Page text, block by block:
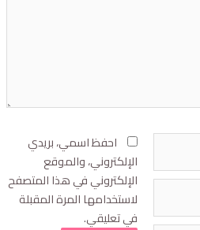
احفظ اسمي، بريدي
الإلكتروني، والموقع
الإلكتروني في هذا المتصفح
لاستخدامها المرة المقبلة
في تعليقي.